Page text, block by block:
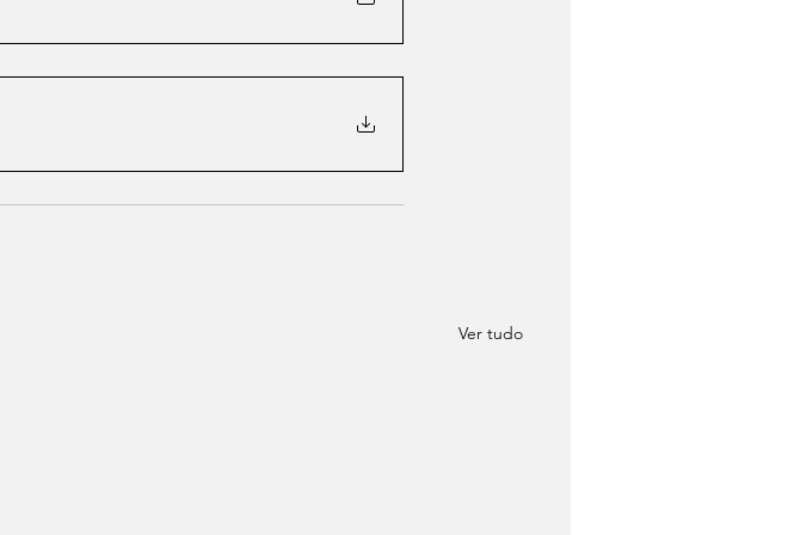
Ver tudo